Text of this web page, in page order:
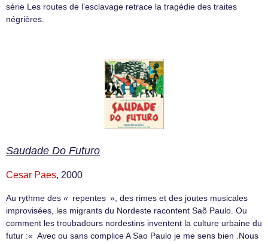
série Les routes de l’esclavage retrace la tragédie des traites
négrières.
Saudade Do Futuro
Cesar Paes, 2000
Au rythme des « repentes », des rimes et des joutes musicales
improvisées, les migrants du Nordeste racontent Saõ Paulo. Ou
comment les troubadours nordestins inventent la culture urbaine du
futur :« Avec ou sans complice A Sao Paulo je me sens bien .Nous